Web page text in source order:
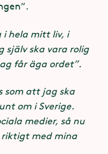
i hela mitt liv, i
själv ska vara rolig
får äga ordet”.
som att jag ska
om i Sverige.
medier, så nu
med mina
år.
kontantfri arena.
gratis biljett.
men inte
Liseberg 031-